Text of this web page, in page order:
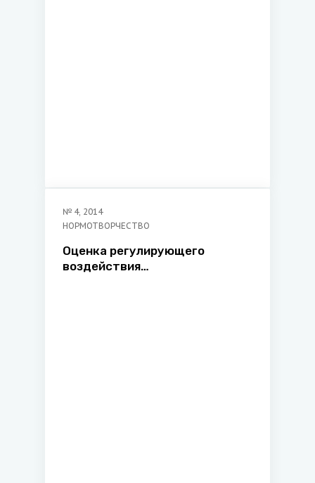
№ 4, 2014
НОРМОТВОРЧЕСТВО
Оценка регулирующего
воздействия